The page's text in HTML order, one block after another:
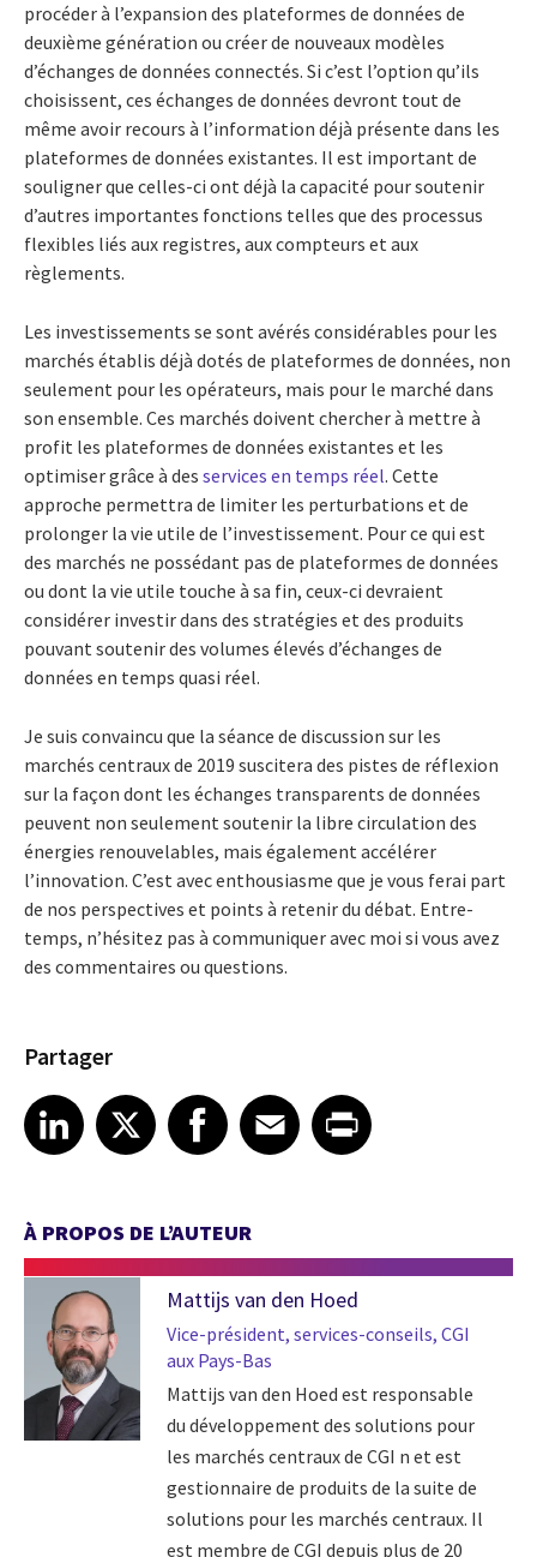
procéder à l’expansion des plateformes de données de
deuxième génération ou créer de nouveaux modèles
d’échanges de données connectés. Si c’est l’option qu’ils
choisissent, ces échanges de données devront tout de
même avoir recours à l’information déjà présente dans les
plateformes de données existantes. Il est important de
souligner que celles-ci ont déjà la capacité pour soutenir
d’autres importantes fonctions telles que des processus
flexibles liés aux registres, aux compteurs et aux
règlements.
Les investissements se sont avérés considérables pour les
marchés établis déjà dotés de plateformes de données, non
seulement pour les opérateurs, mais pour le marché dans
son ensemble. Ces marchés doivent chercher à mettre à
profit les plateformes de données existantes et les
optimiser grâce à des services en temps réel. Cette
approche permettra de limiter les perturbations et de
prolonger la vie utile de l’investissement. Pour ce qui est
des marchés ne possédant pas de plateformes de données
ou dont la vie utile touche à sa fin, ceux-ci devraient
considérer investir dans des stratégies et des produits
pouvant soutenir des volumes élevés d’échanges de
données en temps quasi réel.
Je suis convaincu que la séance de discussion sur les
marchés centraux de 2019 suscitera des pistes de réflexion
sur la façon dont les échanges transparents de données
peuvent non seulement soutenir la libre circulation des
énergies renouvelables, mais également accélérer
l’innovation. C’est avec enthousiasme que je vous ferai part
de nos perspectives et points à retenir du débat. Entre-
temps, n’hésitez pas à communiquer avec moi si vous avez
des commentaires ou questions.
Partager
Share article on LinkedIn
LinkedIn
Share article on XShare article on Facebook
Facebook
Share article on Email
EmailShare article on Print
À PROPOS DE L’AUTEUR
Mattijs van den Hoed
Vice-président, services-conseils, CGI
aux Pays-Bas
Mattijs van den Hoed est responsable
du développement des solutions pour
les marchés centraux de CGI n et est
gestionnaire de produits de la suite de
solutions pour les marchés centraux. Il
est membre de CGI depuis plus de 20